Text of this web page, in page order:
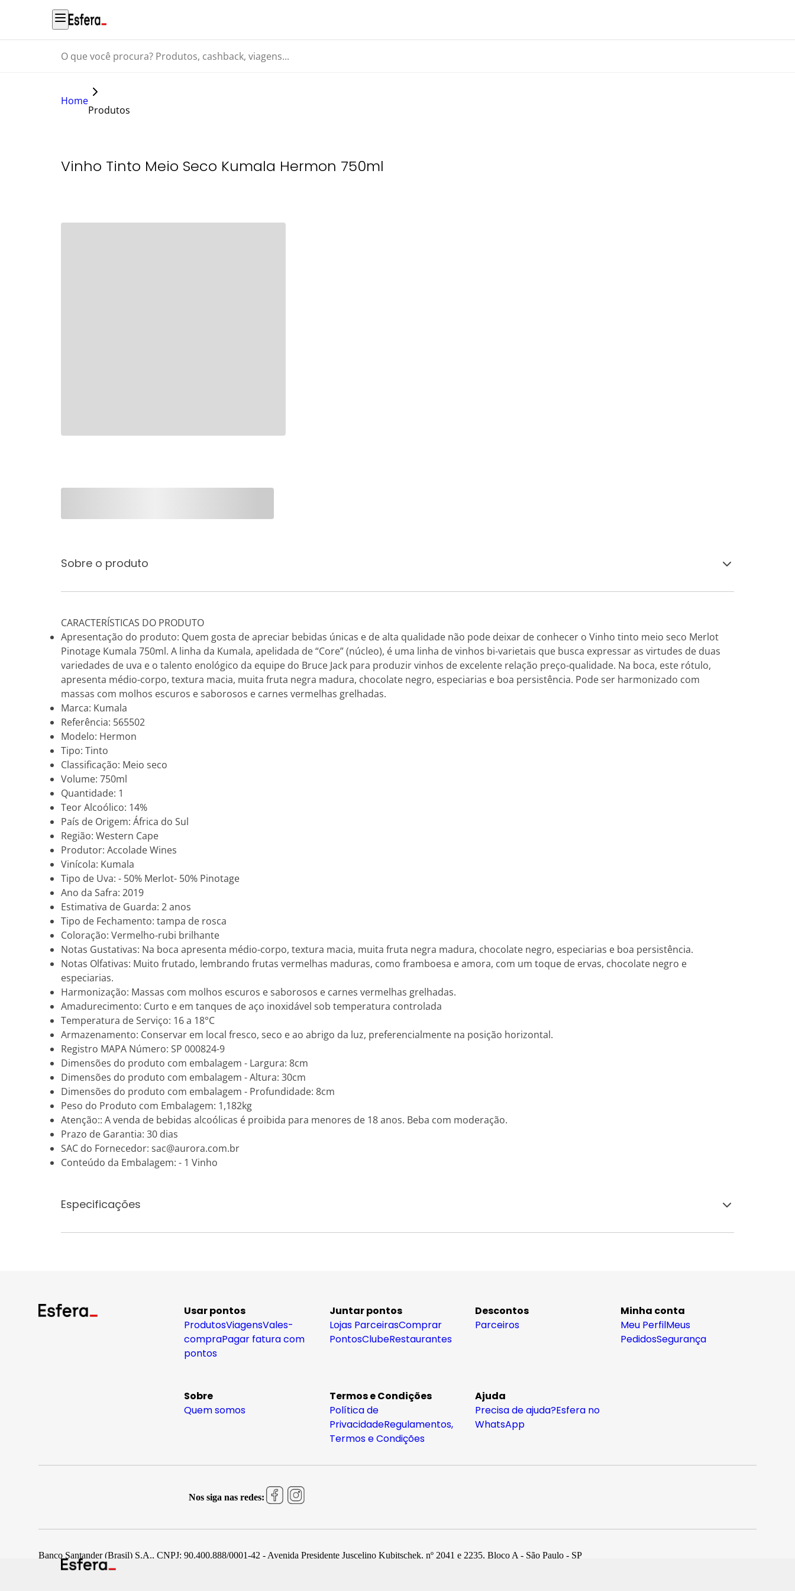
O que você procura? Produtos, cashback, viagens...
Home
Produtos
Vinho Tinto Meio Seco Kumala Hermon 750ml
Sobre o produto
CARACTERÍSTICAS DO PRODUTO
Apresentação do produto: Quem gosta de apreciar bebidas únicas e de alta qualidade não pode deixar de conhecer o Vinho tinto meio seco Merlot
Pinotage Kumala 750ml. A linha da Kumala, apelidada de “Core” (núcleo), é uma linha de vinhos bi-varietais que busca expressar as virtudes de duas
variedades de uva e o talento enológico da equipe do Bruce Jack para produzir vinhos de excelente relação preço-qualidade. Na boca, este rótulo,
apresenta médio-corpo, textura macia, muita fruta negra madura, chocolate negro, especiarias e boa persistência. Pode ser harmonizado com
massas com molhos escuros e saborosos e carnes vermelhas grelhadas.
Marca: Kumala
Referência: 565502
Modelo: Hermon
Tipo: Tinto
Classificação: Meio seco
Volume: 750ml
Quantidade: 1
Teor Alcoólico: 14%
País de Origem: África do Sul
Região: Western Cape
Produtor: Accolade Wines
Vinícola: Kumala
Tipo de Uva: - 50% Merlot- 50% Pinotage
Ano da Safra: 2019
Estimativa de Guarda: 2 anos
Tipo de Fechamento: tampa de rosca
Coloração: Vermelho-rubi brilhante
Notas Gustativas: Na boca apresenta médio-corpo, textura macia, muita fruta negra madura, chocolate negro, especiarias e boa persistência.
Notas Olfativas: Muito frutado, lembrando frutas vermelhas maduras, como framboesa e amora, com um toque de ervas, chocolate negro e
especiarias.
Harmonização: Massas com molhos escuros e saborosos e carnes vermelhas grelhadas.
Amadurecimento: Curto e em tanques de aço inoxidável sob temperatura controlada
Temperatura de Serviço: 16 a 18°C
Armazenamento: Conservar em local fresco, seco e ao abrigo da luz, preferencialmente na posição horizontal.
Registro MAPA Número: SP 000824-9
Dimensões do produto com embalagem - Largura: 8cm
Dimensões do produto com embalagem - Altura: 30cm
Dimensões do produto com embalagem - Profundidade: 8cm
Peso do Produto com Embalagem: 1,182kg
Atenção:: A venda de bebidas alcoólicas é proibida para menores de 18 anos. Beba com moderação.
Prazo de Garantia: 30 dias
SAC do Fornecedor: sac@aurora.com.br
Conteúdo da Embalagem: - 1 Vinho
Especificações
Usar pontos
ProdutosViagensVales-
compraPagar fatura com
pontos
Juntar pontos
Lojas ParceirasComprar
PontosClubeRestaurantes
Descontos
Parceiros
Minha conta
Meu PerfilMeus
PedidosSegurança
Sobre
Quem somos
Termos e Condições
Política de
PrivacidadeRegulamentos,
Termos e Condições
Ajuda
Precisa de ajuda?Esfera no
WhatsApp
Nos siga nas redes:
Banco Santander (Brasil) S.A., CNPJ: 90.400.888/0001-42 - Avenida Presidente Juscelino Kubitschek, nº 2041 e 2235, Bloco A - São Paulo - SP